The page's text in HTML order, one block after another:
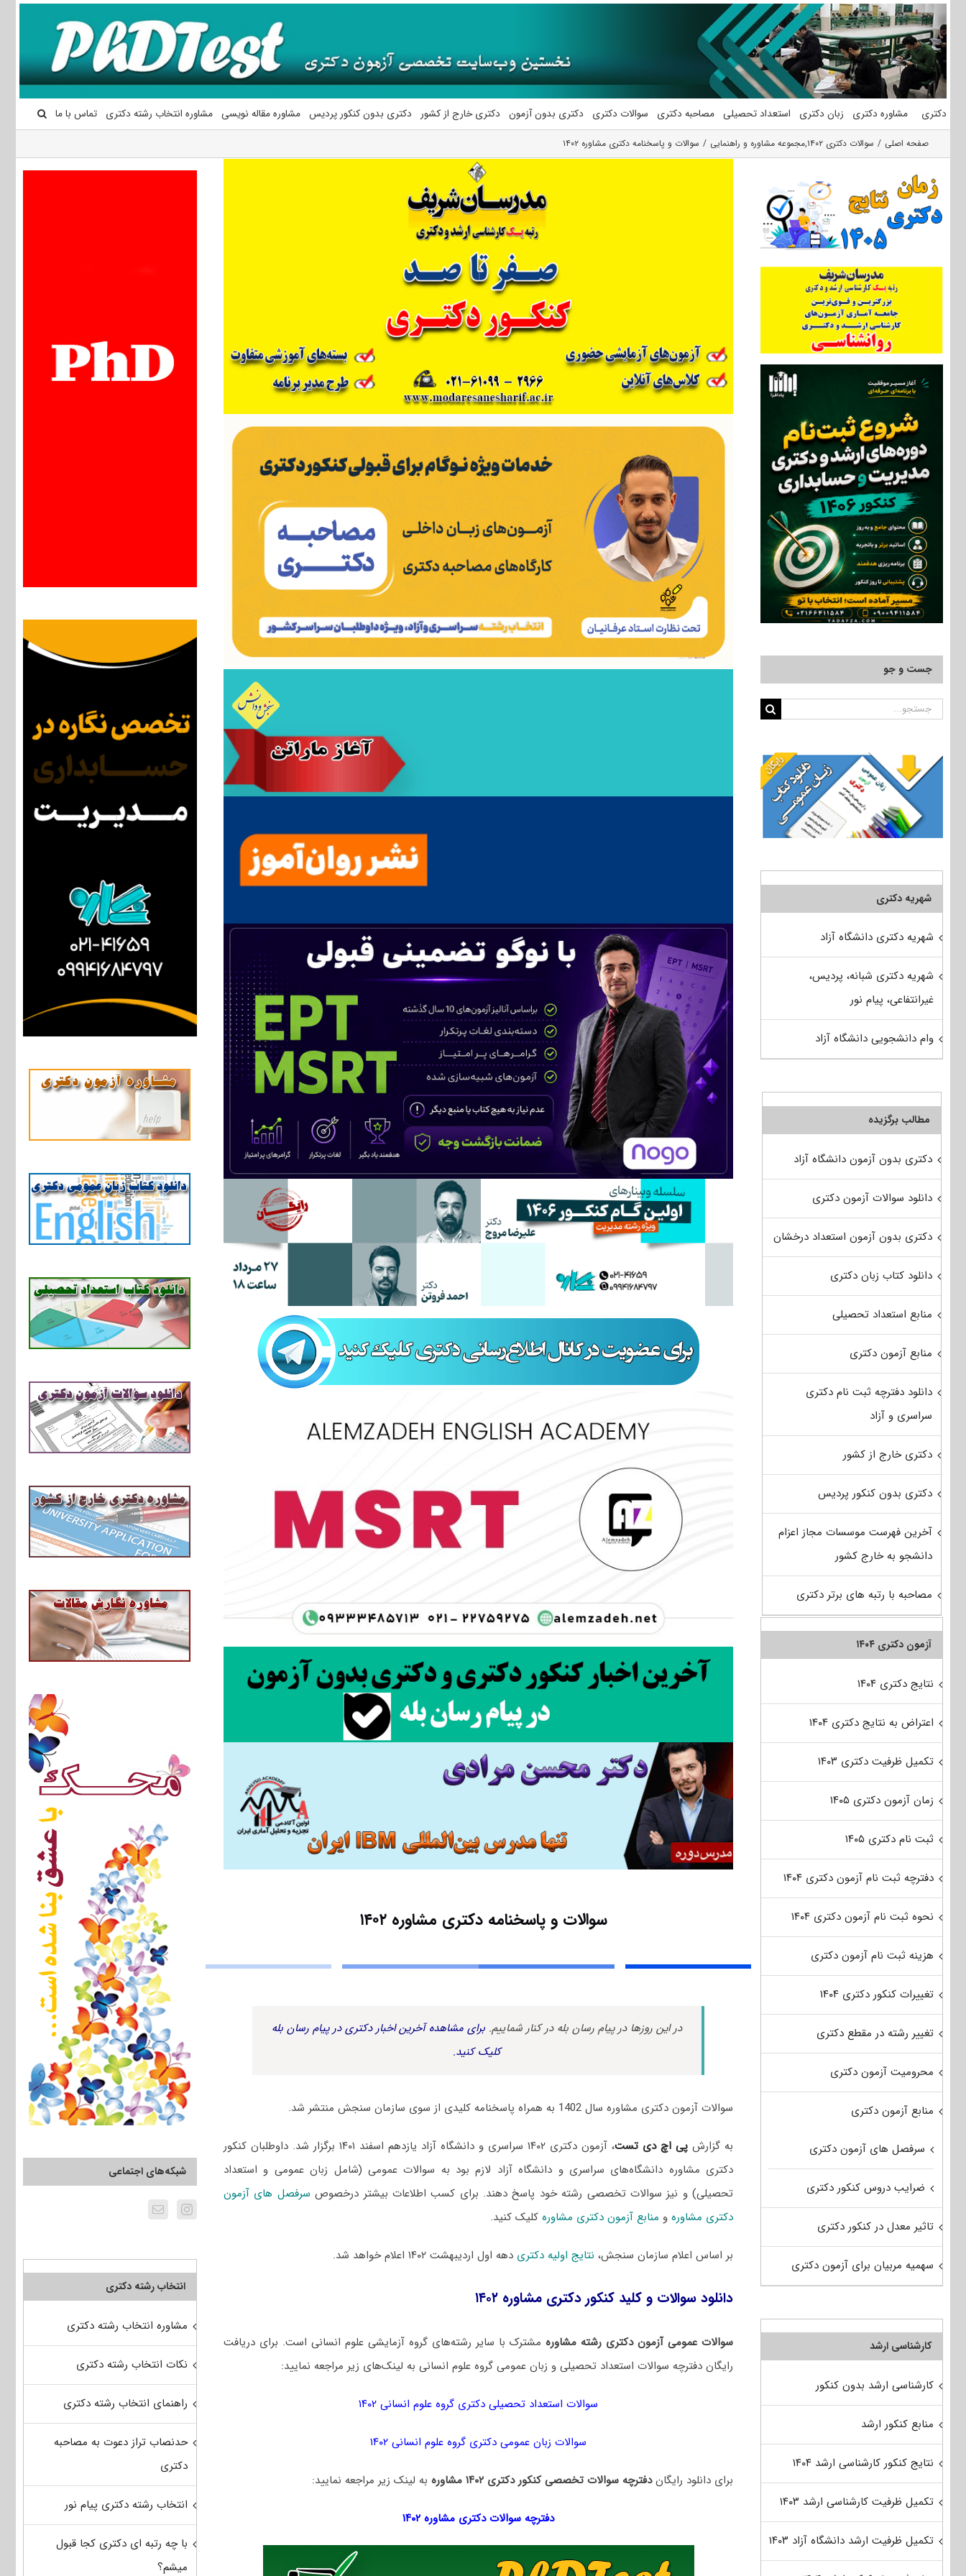
محتوا
دکتری مشاوره دکتری زبان دکتری استعداد تحصیلی مصاحبه دکتری سوالات دکتری دکتری بدون آزمون دکتری خارج از کشور دکتری بدون کنکور پردیس مشاوره مقاله نویسی مشاوره انتخاب رشته دکتری تماس با ما
صفحه اصلی سوالات دکتری ۱۴۰۲ ,مجموعه مشاوره و راهنمایی سوالات و پاسخنامه دکتری مشاوره ۱۴۰۲
سوالات و پاسخنامه دکتری مشاوره ۱۴۰۲
در این روزها در پیام رسان بله در کنار شماییم. برای مشاهده آخرین اخبار دکتری در پیام رسان بله
کلیک کنید.
سوالات آزمون دکتری مشاوره سال 1402 به همراه پاسخنامه کلیدی از سوی سازمان سنجش منتشر شد.
به گزارشپی اچ دی تست
، آزمون دکتری ۱۴۰۲ سراسری و دانشگاه آزاد یازدهم اسفند ۱۴۰۱ برگزار شد. داوطلبان کنکور
دکتری مشاوره دانشگاه‌های سراسری و دانشگاه آزاد لازم بود به سوالات عمومی (شامل زبان عمومی و استعداد
تحصیلی) و نیز سوالات تخصصی رشته خود پاسخ دهند. برای کسب اطلاعات بیشتر درخصوص سرفصل های آزمون
دکتری مشاورهو منابع آزمون دکتری مشاورهکلیک کنید.
بر اساس اعلام سازمان سنجش، نتایج اولیه دکتری دهه اول اردیبهشت ۱۴۰۲ اعلام خواهد شد.
دانلود سوالات و کلید کنکور دکتری مشاوره ۱۴۰۲
سوالات عمومی آزمون دکتری رشته مشاورهمشترک با سایر رشته‌های گروه آزمایشی علوم انسانی است. برای دریافت
رایگان دفترچه سوالات استعداد تحصیلی و زبان عمومی گروه علوم انسانی به لینک‌های زیر مراجعه نمایید:
سوالات استعداد تحصیلی دکتری گروه علوم انسانی ۱۴۰۲
سوالات زبان عمومی دکتری گروه علوم انسانی ۱۴۰۲
برای دانلود رایگاندفترچه سوالات تخصصی کنکور دکتری ۱۴۰۲ مشاوره به لینک زیر مراجعه نمایید:
دفترچه سوالات دکتری مشاوره ۱۴۰۲
شبکه‌های اجتماعی
انتخاب رشته دکتری
مشاوره انتخاب رشته دکتری
نکات انتخاب رشته دکتری
راهنمای انتخاب رشته دکتری
حدنصاب تراز دعوت به مصاحبه
دکتری
انتخاب رشته دکتری پیام نور
با چه رتبه ای دکتری کجا قبول
میشم؟
جست و جو
جستجو
شهریه دکتری
شهریه دکتری دانشگاه آزاد
شهریه دکتری شبانه، پردیس،
غیرانتفاعی، پیام نور
وام دانشجویی دانشگاه آزاد
مطالب برگزیده
دکتری بدون آزمون دانشگاه آزاد
دانلود سوالات آزمون دکتری
دکتری بدون آزمون استعداد درخشان
دانلود کتاب زبان دکتری
منابع استعداد تحصیلی
منابع آزمون دکتری
دانلود دفترچه ثبت نام دکتری
سراسری و آزاد
دکتری خارج از کشور
دکتری بدون کنکور پردیس
آخرین فهرست موسسات مجاز اعزام
دانشجو به خارج کشور
مصاحبه با رتبه های برتر دکتری
آزمون دکتری ۱۴۰۴
نتایج دکتری ۱۴۰۴
اعتراض به نتایج دکتری ۱۴۰۴
تکمیل ظرفیت دکتری ۱۴۰۳
زمان آزمون دکتری ۱۴۰۵
ثبت نام دکتری ۱۴۰۵
دفترچه ثبت نام آزمون دکتری ۱۴۰۴
نحوه ثبت نام آزمون دکتری ۱۴۰۴
هزینه ثبت نام آزمون دکتری
تغییرات کنکور دکتری ۱۴۰۴
تغییر رشته در مقطع دکتری
محرومیت آزمون دکتری
منابع آزمون دکتری
سرفصل های آزمون دکتری
ضرایب دروس کنکور دکتری
تاثیر معدل در کنکور دکتری
سهمیه مربیان برای آزمون دکتری
کارشناسی ارشد
کارشناسی ارشد بدون کنکور
منابع کنکور ارشد
نتایج کنکور کارشناسی ارشد ۱۴۰۴
تکمیل ظرفیت کارشناسی ارشد ۱۴۰۳
تکمیل ظرفیت ارشد دانشگاه آزاد ۱۴۰۳